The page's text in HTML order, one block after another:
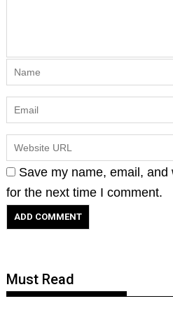
Save my name, email,
for the next time I comment.
Must Read